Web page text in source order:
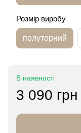
Розмір виробу
полуторний
В наявності
3 090 грн